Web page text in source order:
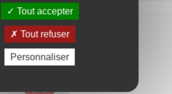
Tout accepter
Tout refuser
Personnaliser